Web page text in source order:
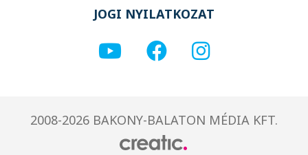
JOGI NYILATKOZAT
2008-2026 BAKONY-BALATON MÉDIA KFT.